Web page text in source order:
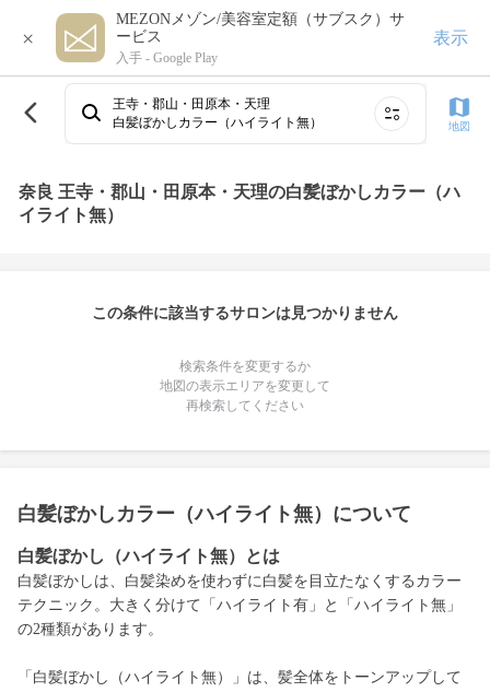
×
MEZONメゾン/美容室定額（サブスク）サ
ービス
入手 - Google Play
表示
王寺・郡山・田原本・天理
白髪ぼかしカラー（ハイライト無）
地図
奈良 王寺・郡山・田原本・天理の白髪ぼかしカラー（ハ
イライト無）
この条件に該当するサロンは見つかりません
検索条件を変更するか
地図の表示エリアを変更して
再検索してください
白髪ぼかしカラー（ハイライト無）について
白髪ぼかし（ハイライト無）とは
白髪ぼかしは、白髪染めを使わずに白髪を目立たなくするカラー
テクニック。大きく分けて「ハイライト有」と「ハイライト無」
の2種類があります。
「白髪ぼかし（ハイライト無）」は、髪全体をトーンアップして